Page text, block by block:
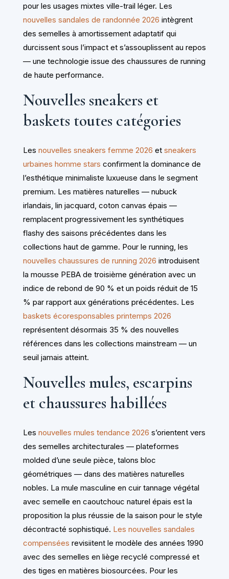
pour les usages mixtes ville-trail léger. Les
nouvelles sandales de randonnée 2026 intègrent
des semelles à amortissement adaptatif qui
durcissent sous l’impact et s’assouplissent au repos
— une technologie issue des chaussures de running
de haute performance.
Nouvelles sneakers et
baskets toutes catégories
Les nouvelles sneakers femme 2026 et sneakers
urbaines homme stars confirment la dominance de
l’esthétique minimaliste luxueuse dans le segment
premium. Les matières naturelles — nubuck
irlandais, lin jacquard, coton canvas épais —
remplacent progressivement les synthétiques
flashy des saisons précédentes dans les
collections haut de gamme. Pour le running, les
nouvelles chaussures de running 2026 introduisent
la mousse PEBA de troisième génération avec un
indice de rebond de 90 % et un poids réduit de 15
% par rapport aux générations précédentes. Les
baskets écoresponsables printemps 2026
représentent désormais 35 % des nouvelles
références dans les collections mainstream — un
seuil jamais atteint.
Nouvelles mules, escarpins
et chaussures habillées
Les nouvelles mules tendance 2026 s’orientent vers
des semelles architecturales — plateformes
molded d’une seule pièce, talons bloc
géométriques — dans des matières naturelles
nobles. La mule masculine en cuir tannage végétal
avec semelle en caoutchouc naturel épais est la
proposition la plus réussie de la saison pour le style
décontracté sophistiqué. Les nouvelles sandales
compensées revisiitent le modèle des années 1990
avec des semelles en liège recyclé compressé et
des tiges en matières biosourcées. Pour les